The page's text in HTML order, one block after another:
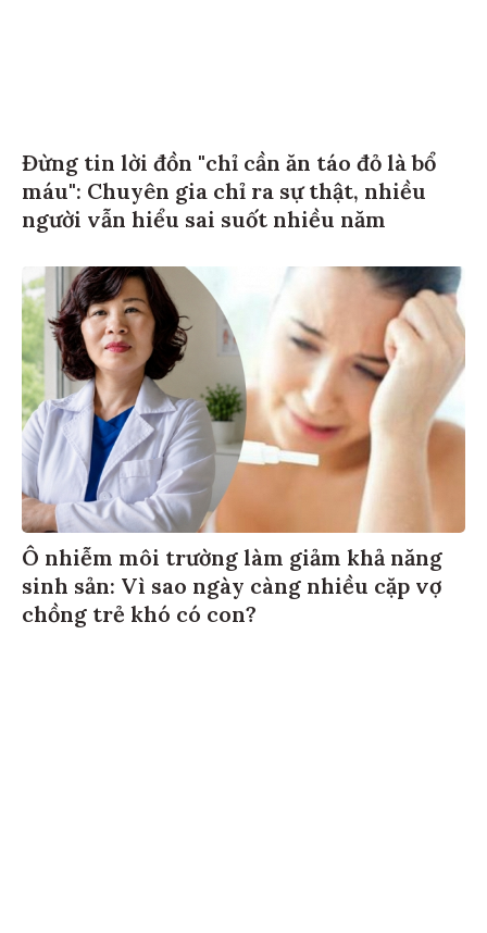
Đừng tin lời đồn "chỉ cần ăn táo đỏ là bổ
máu": Chuyên gia chỉ ra sự thật, nhiều
người vẫn hiểu sai suốt nhiều năm
Ô nhiễm môi trường làm giảm khả năng
sinh sản: Vì sao ngày càng nhiều cặp vợ
chồng trẻ khó có con?